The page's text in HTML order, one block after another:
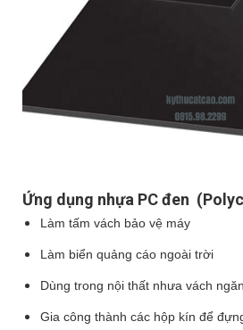
Ứng dụng nhựa PC đen
Làm tấm vách bảo vệ máy
Làm biển quảng cáo ngoài trời
Dùng trong nội thất nhưa vách ngăn
Gia công thành các hộp kín để